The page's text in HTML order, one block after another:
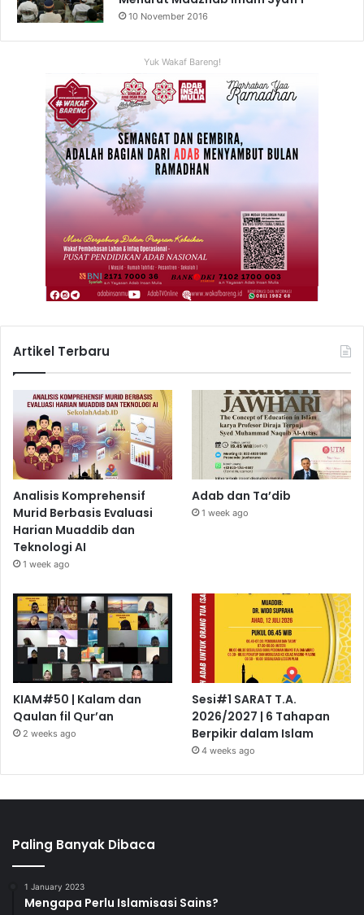
10 November 2016
Yuk Wakaf Bareng!
Artikel Terbaru
Analisis Komprehensif
Murid Berbasis Evaluasi
Harian Muaddib dan
Teknologi AI
1 week ago
Adab dan Ta’dib
1 week ago
KIAM#50 | Kalam dan
Qaulan fil Qur’an
2 weeks ago
Sesi#1 SARAT T.A.
2026/2027 | 6 Tahapan
Berpikir dalam Islam
4 weeks ago
Paling Banyak Dibaca
1 January 2023
Mengapa Perlu Islamisasi Sains?